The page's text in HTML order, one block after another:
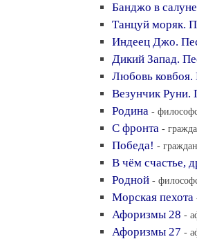
Банджо в
Танцуй моряк.
Индеец Джо.
Дикий Запад.
Любовь ковбоя.
Везунчик Руни.
Родина -
С фронта -
Победа! -
В чём счастье,
Родной -
Морская пехота
Афоризмы 28 -
Афоризмы 27 -